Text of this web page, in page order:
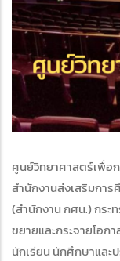
ศูนย์วิทยาศาสตร์เพื่อ
สำนักงานส่งเสริมกา
(สำนักงาน กศน.) กระ
ขยายและกระจายโอก
นักเรียน นักศึกษาและ